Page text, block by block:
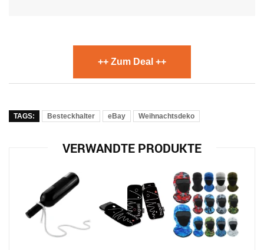
++ Zum Deal ++
TAGS: Besteckhalter eBay Weihnachtsdeko
VERWANDTE PRODUKTE